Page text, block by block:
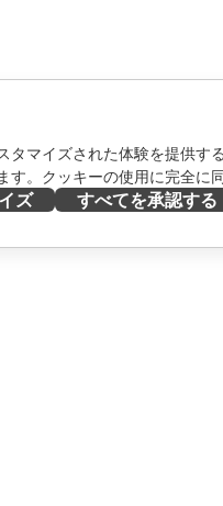
タマイズされた体験を提供
。クッキーの使用に完全に
ズ すべてを承認する